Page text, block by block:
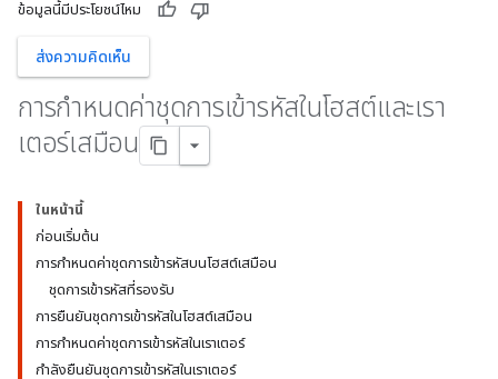
ข้อมูลนี้มีประโยชน์ไหม
ส่งความคิดเห็น
การกำหนดค่าชุดการเข้ารหัสในโฮสต์และเรา
เตอร์เสมือน
ในหน้านี้
ก่อนเริ่มต้น
การกำหนดค่าชุดการเข้ารหัสบนโฮสต์เสมือน
ชุดการเข้ารหัสที่รองรับ
การยืนยันชุดการเข้ารหัสในโฮสต์เสมือน
การกำหนดค่าชุดการเข้ารหัสในเราเตอร์
กำลังยืนยันชุดการเข้ารหัสในเราเตอร์